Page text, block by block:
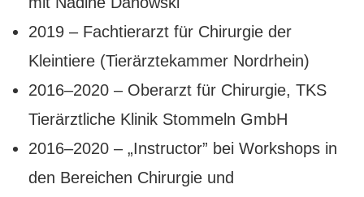
2019 – Fachtierarzt für Chirurgie der
Kleintiere (Tierärztekammer Nordrhein)
2016–2020 – Oberarzt für Chirurgie, TKS
Tierärztliche Klinik Stommeln GmbH
2016–2020 – „Instructor” bei Workshops in
den Bereichen Chirurgie und